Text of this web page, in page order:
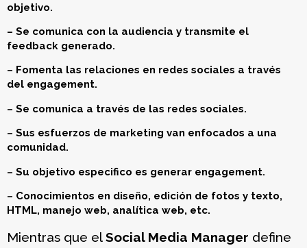
objetivo.
– Se comunica con la audiencia y transmite el
feedback generado.
– Fomenta las relaciones en redes sociales a través
del engagement.
– Se comunica a través de las redes sociales.
– Sus esfuerzos de marketing van enfocados a una
comunidad.
– Su objetivo especifico es generar engagement.
– Conocimientos en diseño, edición de fotos y texto,
HTML, manejo web, analítica web, etc.
Mientras que elSocial Media Manager define